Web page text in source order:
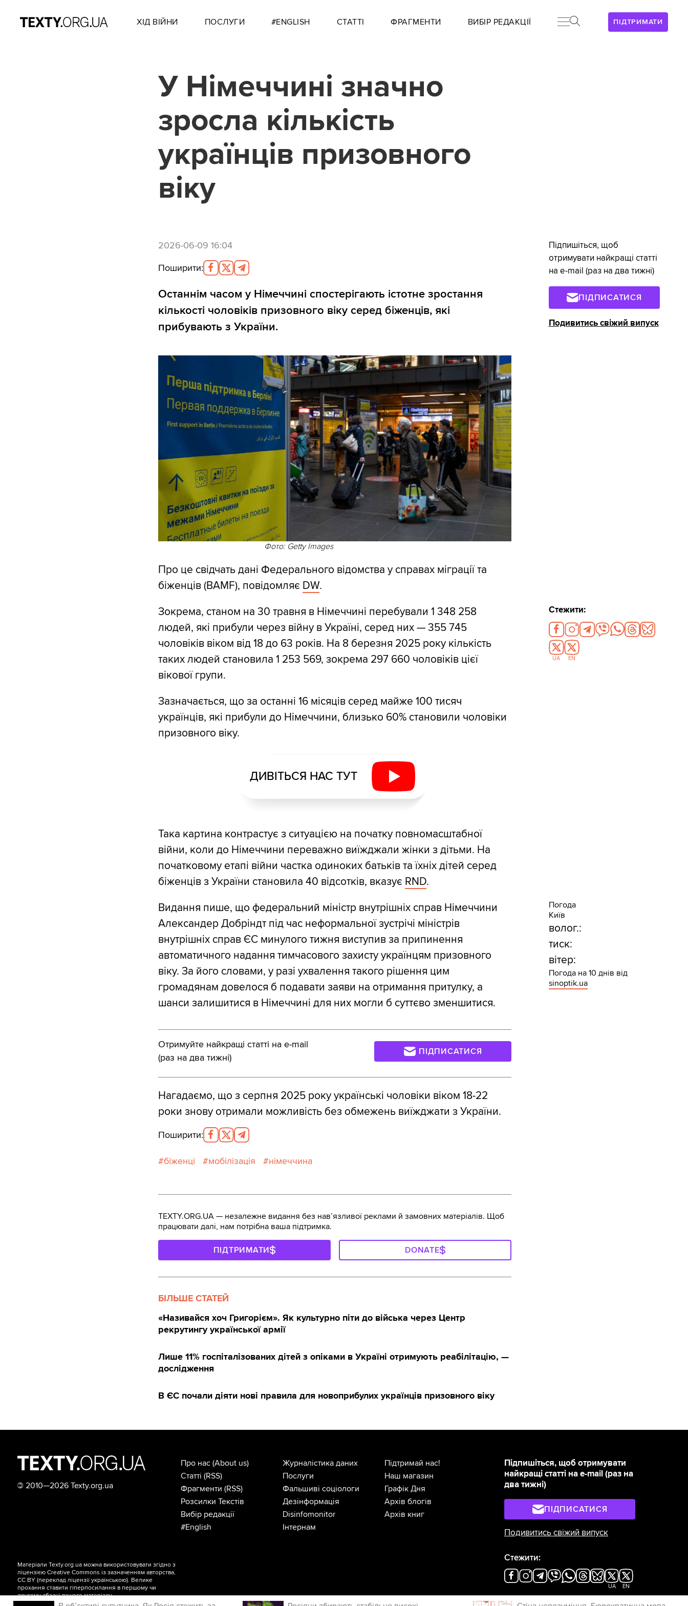
ПІДТРИМАТИ
ХІД ВІЙНИ ПОСЛУГИ #ENGLISH СТАТТІ ФРАГМЕНТИ ВИБІР РЕДАКЦІЇ
У Німеччині значно
зросла кількість
українців призовного
віку
2026-06-09 16:04
Поширити:
Останнім часом у Німеччині спостерігають істотне зростання
кількості чоловіків призовного віку серед біженців, які
прибувають з України.
Фото: Getty Images
Про це свідчать дані Федерального відомства у справах міграції та
біженців (BAMF), повідомляє DW.
Зокрема, станом на 30 травня в Німеччині перебували 1 348 258
людей, які прибули через війну в Україні, серед них — 355 745
чоловіків віком від 18 до 63 років. На 8 березня 2025 року кількість
таких людей становила 1 253 569, зокрема 297 660 чоловіків цієї
вікової групи.
Зазначається, що за останні 16 місяців серед майже 100 тисяч
українців, які прибули до Німеччини, близько 60% становили чоловіки
призовного віку.
ДИВІТЬСЯ НАС ТУТ
Така картина контрастує з ситуацією на початку повномасштабної
війни, коли до Німеччини переважно виїжджали жінки з дітьми. На
початковому етапі війни частка одиноких батьків та їхніх дітей серед
біженців з України становила 40 відсотків, вказує RND.
Видання пише, що федеральний міністр внутрішніх справ Німеччини
Александер Добріндт під час неформальної зустрічі міністрів
внутрішніх справ ЄС минулого тижня виступив за припинення
автоматичного надання тимчасового захисту українцям призовного
віку. За його словами, у разі ухвалення такого рішення цим
громадянам довелося б подавати заяви на отримання притулку, а
шанси залишитися в Німеччині для них могли б суттєво зменшитися.
Отримуйте найкращі статті на e-mail
(раз на два тижні)
ПІДПИСАТИСЯ
Нагадаємо, що з серпня 2025 року українські чоловіки віком 18-22
роки знову отримали можливість без обмежень виїжджати з України.
Поширити:
біженці мобілізація німеччина
Підпишіться, щоб
отримувати найкращі статті
на e-mail (раз на два тижні)
ПІДПИСАТИСЯ
Подивитись свіжий випуск
Стежити:
UA EN
Погода
Київ
волог.:
тиск:
вітер:
Погода на 10 днів від
sinoptik.ua
TEXTY.ORG.UA — незалежне видання без навʼязливої реклами й замовних матеріалів. Щоб
працювати далі, нам потрібна ваша підтримка.
ПІДТРИМАТИ DONATE
БІЛЬШЕ СТАТЕЙ
«Називайся хоч Григорієм». Як культурно піти до війська через Центр
рекрутингу української армії
Лише 11% госпіталізованих дітей з опіками в Україні отримують реабілітацію, —
дослідження
В ЄС почали діяти нові правила для новоприбулих українців призовного віку
© 2010—2026 Texty.org.ua
Підпишіться, щоб отримувати
найкращі статті на e-mail (раз на
два тижні)
ПІДПИСАТИСЯ
Подивитись свіжий випуск
Стежити:
UA EN
Про нас (About us)
Статті (RSS)
Фрагменти (RSS)
Розсилки Текстів
Вибір редакції
#English
Журналістика даних
Послуги
Фальшиві соціологи
Дезінформація
Disinfomonitor
Інтернам
Підтримай нас!
Наш магазин
Графік Дня
Архів блогів
Архів книг
Матеріали Texty.org.ua можна використовувати згідно з
ліцензієюCreative Commons із зазначенням авторства,
CC BY (переклад ліцензіїукраїнською). Велике
прохання ставити гіперпосилання в першому чи
другому абзаці вашого матеріалу.